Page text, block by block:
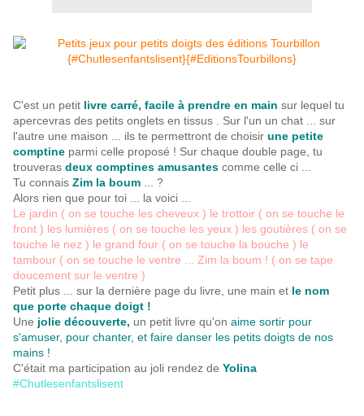
C'est un petit livre carré, facile à prendre en main sur lequel tu
apercevras des petits onglets en tissus . Sur l'un un chat ... sur
l'autre une maison ... ils te permettront de choisir une petite
comptine parmi celle proposé ! Sur chaque double page, tu
trouveras deux comptines amusantes comme celle ci ...
Tu connais Zim la boum ... ?
Alors rien que pour toi ... la voici ...
Le jardin ( on se touche les cheveux ) le trottoir ( on se touche le
front ) les lumières ( on se touche les yeux ) les goutières ( on se
touche le nez ) le grand four ( on se touche la bouche ) le
tambour ( on se touche le ventre ... Zim la boum ! ( on se tape
doucement sur le ventre )
Petit plus ... sur la dernière page du livre, une main et le nom
que porte chaque doigt !
Une jolie découverte, un petit livre qu'on aime sortir pour
s'amuser, pour chanter, et faire danser les petits doigts de nos
mains !
C'était ma participation au joli rendez de Yolina
#Chutlesenfantslisent